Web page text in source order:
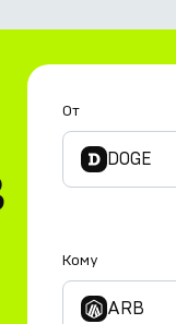
От
DOGE
Кому
ARB